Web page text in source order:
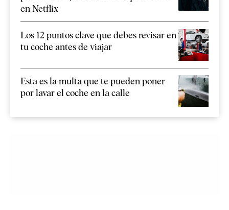
en Netflix
Los 12 puntos clave que debes revisar en
tu coche antes de viajar
Esta es la multa que te pueden poner
por lavar el coche en la calle